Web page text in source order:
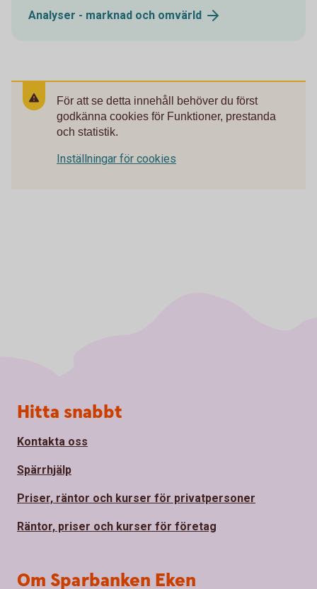
Analyser - marknad och omvärld
För att se detta innehåll behöver du först
godkänna cookies för Funktioner, prestanda
och statistik.
Inställningar för cookies
Sidfot
Hitta snabbt
Kontakta oss
Spärrhjälp
Priser, räntor och kurser för privatpersoner
Räntor, priser och kurser för företag
Om Sparbanken Eken